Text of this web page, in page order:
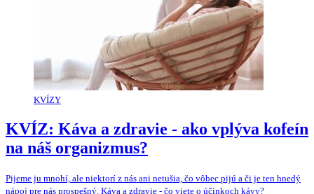
KVÍZY
KVÍZ: Káva a zdravie - ako vplýva kofeín
na náš organizmus?
Pijeme ju mnohí, ale niektorí z nás ani netušia, čo vôbec pijú a či je ten hnedý
nápoj pre nás prospešný. Káva a zdravie - čo viete o účinkoch kávy?